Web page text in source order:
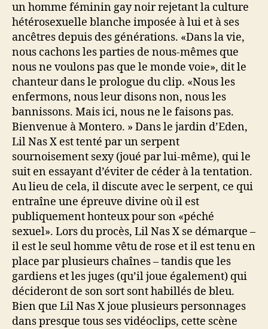
un homme féminin gay noir rejetant la culture
hétérosexuelle blanche imposée à lui et à ses
ancêtres depuis des générations. «Dans la vie,
nous cachons les parties de nous-mêmes que
nous ne voulons pas que le monde voie», dit le
chanteur dans le prologue du clip. «Nous les
enfermons, nous leur disons non, nous les
bannissons. Mais ici, nous ne le faisons pas.
Bienvenue à Montero. » Dans le jardin d’Eden,
Lil Nas X est tenté par un serpent
sournoisement sexy (joué par lui-même), qui le
suit en essayant d’éviter de céder à la tentation.
Au lieu de cela, il discute avec le serpent, ce qui
entraîne une épreuve divine où il est
publiquement honteux pour son «péché
sexuel». Lors du procès, Lil Nas X se démarque –
il est le seul homme vêtu de rose et il est tenu en
place par plusieurs chaînes – tandis que les
gardiens et les juges (qu’il joue également) qui
décideront de son sort sont habillés de bleu.
Bien que Lil Nas X joue plusieurs personnages
dans presque tous ses vidéoclips, cette scène